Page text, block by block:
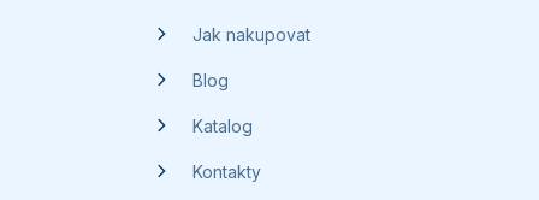
Jak nakupovat
Blog
Katalog
Kontakty